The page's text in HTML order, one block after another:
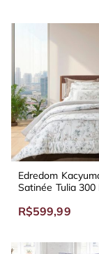
Edredom
Satinée Tulia 300
R$599,99